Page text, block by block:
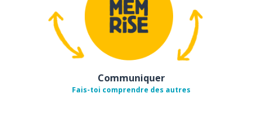
Communiquer
Fais-toi comprendre des autres